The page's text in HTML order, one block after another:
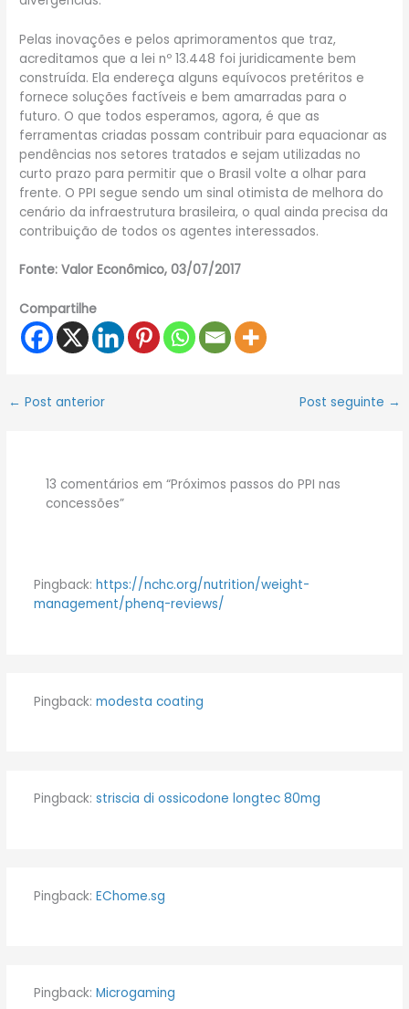
Pelas inovações e pelos aprimoramentos que traz,
acreditamos que a lei nº 13.448 foi juridicamente bem
construída. Ela endereça alguns equívocos pretéritos e
fornece soluções factíveis e bem amarradas para o
futuro. O que todos esperamos, agora, é que as
ferramentas criadas possam contribuir para equacionar as
pendências nos setores tratados e sejam utilizadas no
curto prazo para permitir que o Brasil volte a olhar para
frente. O PPI segue sendo um sinal otimista de melhora do
cenário da infraestrutura brasileira, o qual ainda precisa da
contribuição de todos os agentes interessados.
Fonte: Valor Econômico, 03/07/2017
Compartilhe
← Post anterior Post seguinte →
13 comentários em “Próximos passos do PPI nas
concessões”
Pingback: https://nchc.org/nutrition/weight-
management/phenq-reviews/
Pingback: modesta coating
Pingback: striscia di ossicodone longtec 80mg
Pingback: EChome.sg
Pingback: Microgaming